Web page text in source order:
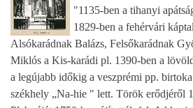
"1135-ben a tihanyi
1829-ben a fehérvári
Alsókarádnak Balázs, Felsőkarádnak
Miklós a Kis-karádi pl. 1390-ben a
a legújabb időkig a veszprémi pp.
székhely „Na-hie " lett. Török erődjéről